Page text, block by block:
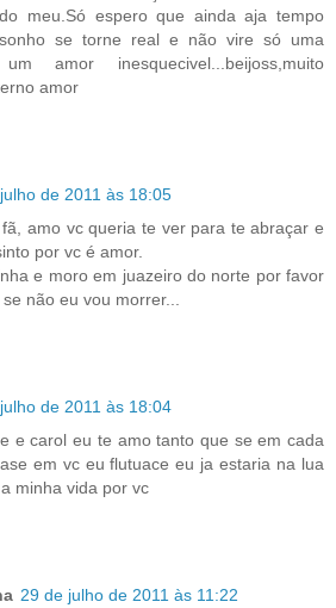
meu.Só espero que ainda aja tempo
se torne real e não vire só uma
amor inesquecivel...beijoss,muito
amor
de 2011 às 18:05
amo vc queria te ver para te abraçar e
por vc é amor.
e moro em juazeiro do norte por favor
não eu vou morrer...
de 2011 às 18:04
e carol eu te amo tanto que se em cada
em vc eu flutuace eu ja estaria na lua
minha vida por vc
29 de julho de 2011 às 11:22